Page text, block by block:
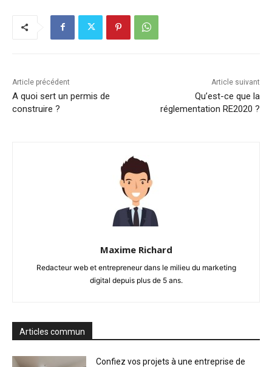
Article précédent
A quoi sert un permis de
construire ?
Article suivant
Qu’est-ce que la
réglementation RE2020 ?
Maxime Richard
Redacteur web et entrepreneur dans le milieu du marketing
digital depuis plus de 5 ans.
Articles commun
Confiez vos projets à une entreprise de